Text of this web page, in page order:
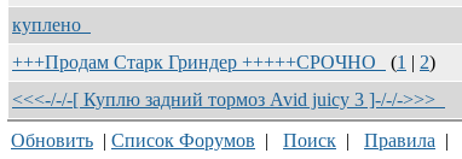
куплено
+++Продам Старк Гриндер +++++СРОЧНО
(1 | 2)
<<<-/-/-[ Куплю задний тормоз Avid juicy 3 ]-/-/->>>
Обновить | Список Форумов | Поиск | Правила |